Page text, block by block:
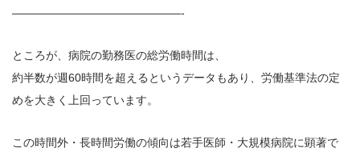
———————————————-
ところが、病院の勤務医の総労働時間は、
約半数が週60時間を超えるというデータもあり、労働基準法の定
めを大きく上回っています。
この時間外・長時間労働の傾向は若手医師・大規模病院に顕著で